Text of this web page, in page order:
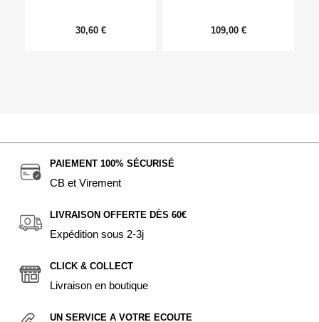
30,60 € 109,00 €
PAIEMENT 100% SÉCURISÉ
CB et Virement
LIVRAISON OFFERTE DÈS 60€
Expédition sous 2-3j
CLICK & COLLECT
Livraison en boutique
UN SERVICE A VOTRE ECOUTE